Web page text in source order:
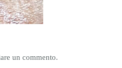
un commento.